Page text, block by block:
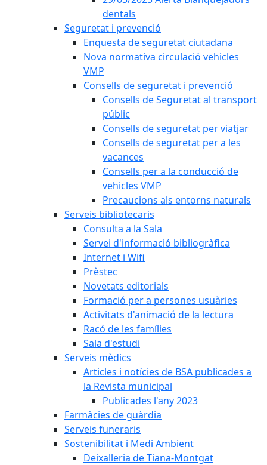
dentals
Seguretat i prevenció
Enquesta de seguretat ciutadana
Nova normativa circulació vehicles
VMP
Consells de seguretat i prevenció
Consells de Seguretat al transport
públic
Consells de seguretat per viatjar
Consells de seguretat per a les
vacances
Consells per a la conducció de
vehicles VMP
Precaucions als entorns naturals
Serveis bibliotecaris
Consulta a la Sala
Servei d'informació bibliogràfica
Internet i Wifi
Prèstec
Novetats editorials
Formació per a persones usuàries
Activitats d'animació de la lectura
Racó de les famílies
Sala d'estudi
Serveis mèdics
Articles i notícies de BSA publicades a
la Revista municipal
Publicades l'any 2023
Farmàcies de guàrdia
Serveis funeraris
Sostenibilitat i Medi Ambient
Deixalleria de Tiana-Montgat